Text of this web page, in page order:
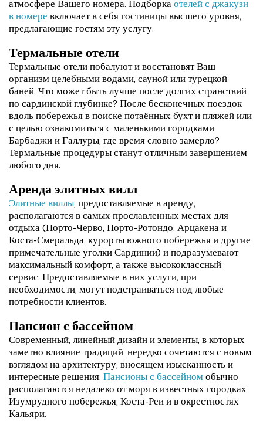
атмосфере Вашего номера. Подборка отелей с джакузи
в номере включает в себя гостиницы высшего уровня,
предлагающие гостям эту услугу.
Термальные отели
Термальные отели побалуют и восстановят Ваш
организм целебными водами, сауной или турецкой
баней. Что может быть лучше после долгих странствий
по сардинской глубинке? После бесконечных поездок
вдоль побережья в поиске потаённых бухт и пляжей или
с целью ознакомиться с маленькими городками
Барбаджи и Галлуры, где время словно замерло?
Термальные процедуры станут отличным завершением
любого дня.
Аренда элитных вилл
Элитные виллы, предоставляемые в аренду,
располагаются в самых прославленных местах для
отдыха (Порто-Черво, Порто-Ротондо, Арцакена и
Коста-Смеральда, курорты южного побережья и другие
примечательные уголки Сардинии) и подразумевают
максимальный комфорт, а также высококлассный
сервис. Предоставляемые в них услуги, при
необходимости, могут подстраиваться под любые
потребности клиентов.
Пансион с бассейном
Современный, линейный дизайн и элементы, в которых
заметно влияние традиций, нередко сочетаются с новым
взглядом на архитектуру, вносящем изысканность и
интересные решения. Пансионы с бассейном обычно
располагаются недалеко от моря в известных городках
Изумрудного побережья, Коста-Реи и в окрестностях
Кальяри.